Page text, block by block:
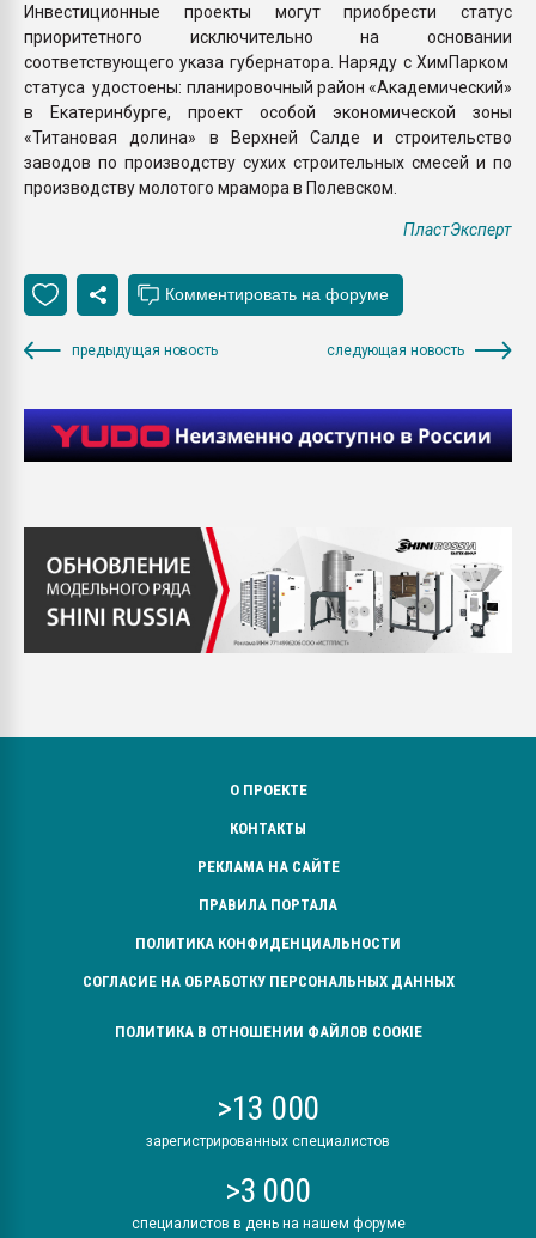
Инвестиционные проекты могут приобрести статус
приоритетного исключительно на основании
соответствующего указа губернатора. Наряду с ХимПарком
статуса удостоены: планировочный район «Академический»
в Екатеринбурге, проект особой экономической зоны
«Титановая долина» в Верхней Салде и строительство
заводов по производству сухих строительных смесей и по
производству молотого мрамора в Полевском.
ПластЭксперт
предыдущая новость следующая новость
О ПРОЕКТЕ
КОНТАКТЫ
РЕКЛАМА НА САЙТЕ
ПРАВИЛА ПОРТАЛА
ПОЛИТИКА КОНФИДЕНЦИАЛЬНОСТИ
СОГЛАСИЕ НА ОБРАБОТКУ ПЕРСОНАЛЬНЫХ ДАННЫХ
ПОЛИТИКА В ОТНОШЕНИИ ФАЙЛОВ COOKIE
>13 000
зарегистрированных специалистов
>3 000
специалистов в день на нашем форуме